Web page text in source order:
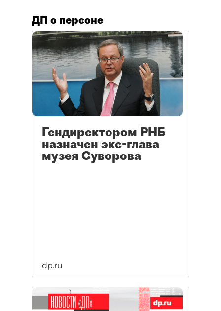
ДП о персоне
Гендиректором РНБ
назначен экс-глава
музея Суворова
dp.ru